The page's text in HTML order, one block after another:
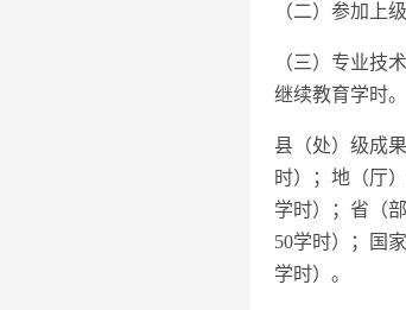
（二）参加上
（三）专业技
继续教育学时
县（处）级成
时）；地（厅
学时）；省（
50学时）；国
学时）。